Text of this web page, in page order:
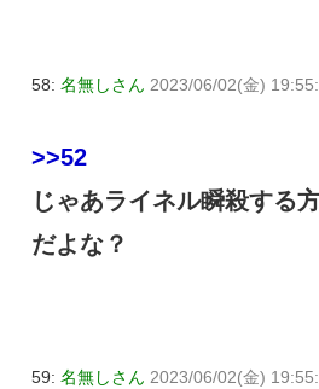
58: 名無しさん 2023/06/02(金)
>>52
じゃあライネル瞬殺する
だよな？
59: 名無しさん 2023/06/02(金)